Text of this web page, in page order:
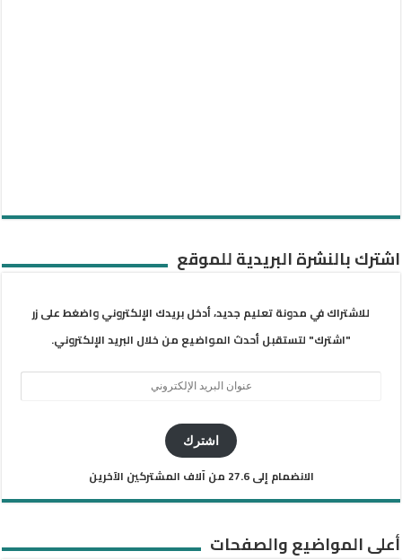
اشترك بالنشرة البريدية للموقع
للاشتراك في مدونة تعليم جديد، أدخل بريدك الإلكتروني واضغط على زر
"اشترك" لتستقبل أحدث المواضيع من خلال البريد الإلكتروني.
اشترك
الانضمام إلى 27.6 من آلاف المشتركين الآخرين
أعلى المواضيع والصفحات